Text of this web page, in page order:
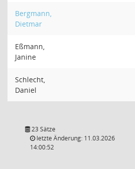
Bergmann,
Dietmar
Eßmann,
Janine
Schlecht,
Daniel
23 Sätze
letzte Änderung: 11.03.2026
14:00:52